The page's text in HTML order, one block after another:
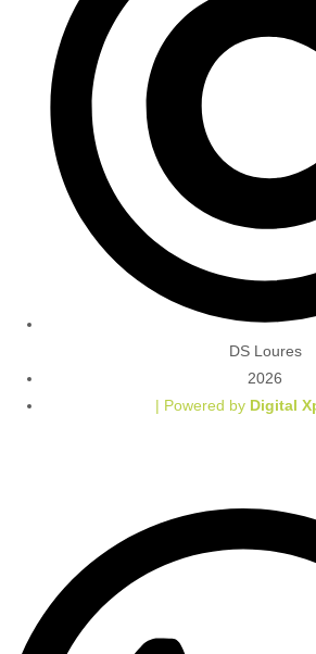
DS Loures
2026
| Powered by Digital